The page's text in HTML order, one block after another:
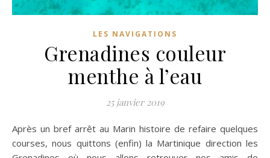
LES NAVIGATIONS
Grenadines couleur
menthe à l’eau
25 janvier 2019
Après un bref arrêt au Marin histoire de refaire quelques
courses, nous quittons (enfin) la Martinique direction les